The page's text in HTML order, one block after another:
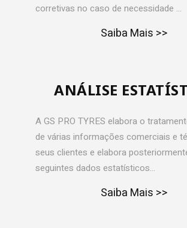
corretivas no caso de necessidade …
Saiba Mais >>
ANÁLISE
A GS PRO TYRES elabora o
de várias informações comerciais e
seus clientes e elabora
seguintes dados estatísticos…
Saiba Mais >>